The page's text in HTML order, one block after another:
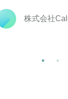
株式会社